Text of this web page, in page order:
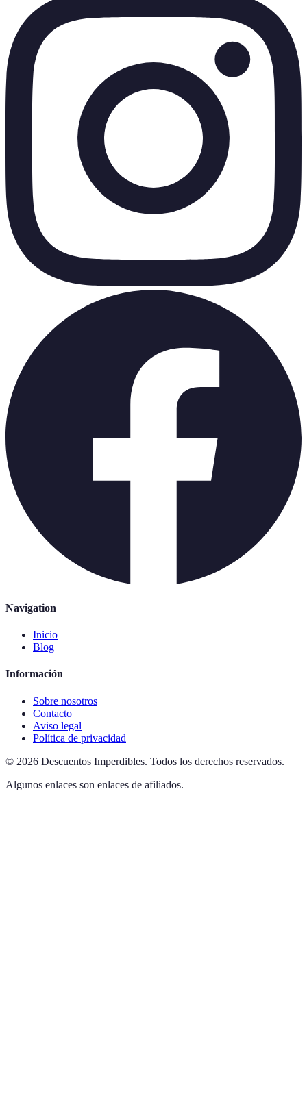
Navigation
Inicio
Blog
Información
Sobre nosotros
Contacto
Aviso legal
Política de privacidad
© 2026 Descuentos Imperdibles. Todos los derechos reservados.
Algunos enlaces son enlaces de afiliados.